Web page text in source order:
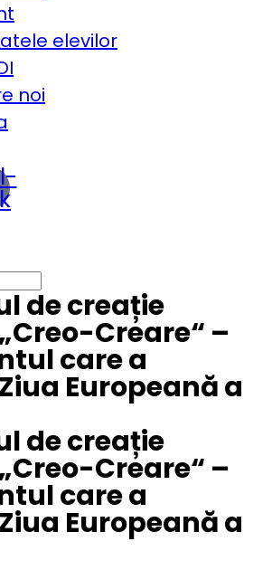
elevilor
noi
de creație
Creare“ –
care a
Europeană a
de creație
Creare“ –
care a
Europeană a